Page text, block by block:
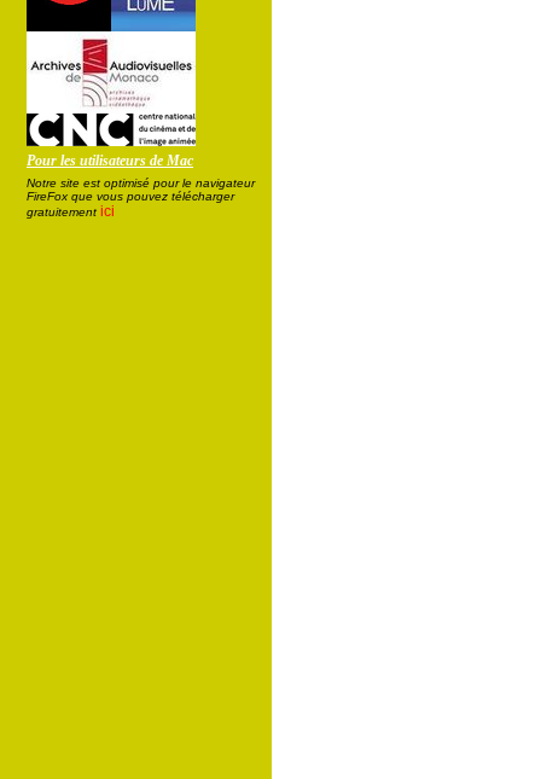
Pour les utilisateurs de Mac
Notre site est optimisé pour le navigateur
FireFox que vous pouvez télécharger
gratuitement ici